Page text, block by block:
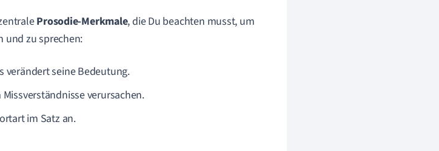
Prosodie-Merkmale, die Du beachten musst, um
und zu sprechen:
verändert seine Bedeutung.
verursachen.
im Satz an.